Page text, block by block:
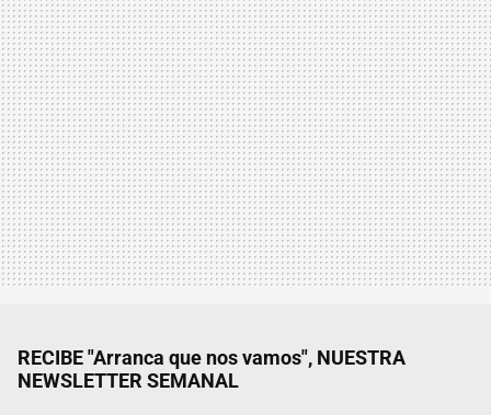
RECIBE "Arranca que nos vamos", NUESTRA
NEWSLETTER SEMANAL